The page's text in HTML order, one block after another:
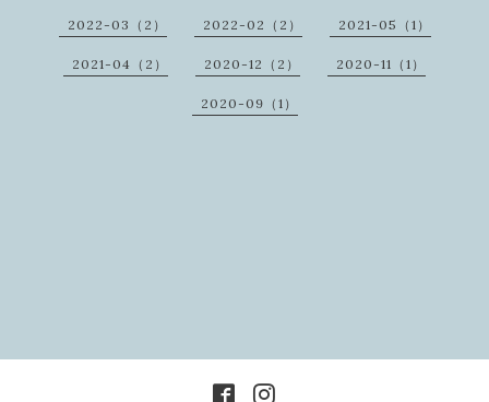
2022-03（2） 2022-02（2） 2021-05（1）
2021-04（2） 2020-12（2） 2020-11（1）
2020-09（1）